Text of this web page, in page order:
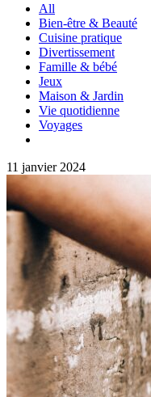
All
Bien-être & Beauté
Cuisine pratique
Divertissement
Famille & bébé
Jeux
Maison & Jardin
Vie quotidienne
Voyages
11 janvier 2024